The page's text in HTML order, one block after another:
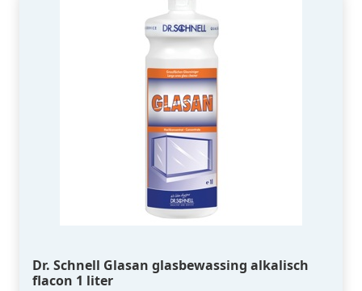
Dr. Schnell Glasan glasbewassing alkalisch
flacon 1 liter